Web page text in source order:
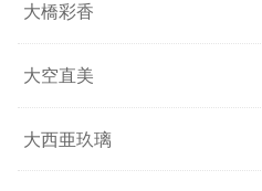
大橋彩香
大空直美
大西亜玖璃